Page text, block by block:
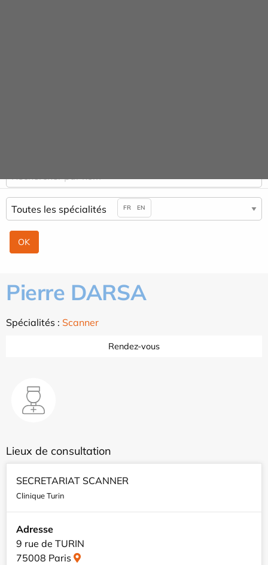
Pierre DARSA
Spécialités : Scanner
Rendez-vous
Lieux de consultation
SECRETARIAT SCANNER
Clinique Turin
Adresse
9 rue de TURIN
75008 Paris
FR EN